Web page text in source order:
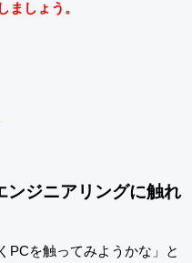
ましょう。
ンジニアリングに触れ
PCを触ってみようかな」と